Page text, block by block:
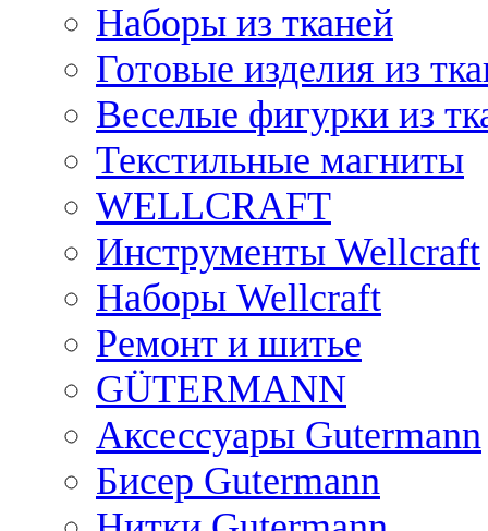
Наборы из тканей
Готовые изделия из
Веселые фигурки из
Текстильные магниты
WELLCRAFT
Инструменты Wellcraft
Наборы Wellcraft
Ремонт и шитье
GÜTERMANN
Аксессуары Gutermann
Бисер Gutermann